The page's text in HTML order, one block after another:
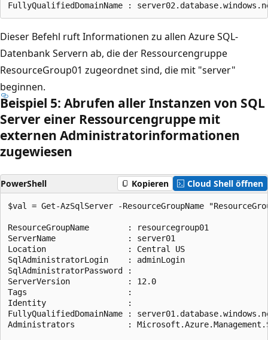
Dieser Befehl ruft Informationen zu allen Azure SQL-
Datenbank Servern ab, die der Ressourcengruppe
ResourceGroup01 zugeordnet sind, die mit "server"
beginnen.
Beispiel 5: Abrufen aller Instanzen von SQL
Server einer Ressourcengruppe mit
externen Administratorinformationen
zugewiesen
PowerShell Kopieren Cloud Shell öffnen
$val = Get-AzSqlServer -ResourceGroupName
ResourceGroupName        : resourcegroup01
ServerName               : server01
Location                 : Central US
SqlAdministratorLogin    : adminLogin
SqlAdministratorPassword :
ServerVersion            : 12.0
Tags                     :
Identity                 :
FullyQualifiedDomainName :
Administrators           :